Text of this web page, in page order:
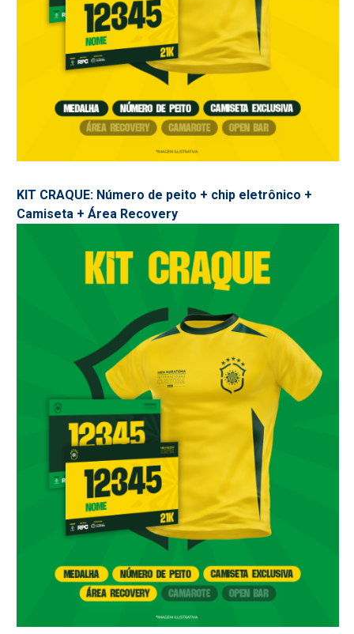
KIT CRAQUE: Número de peito + chip eletrônico +
Camiseta + Área Recovery